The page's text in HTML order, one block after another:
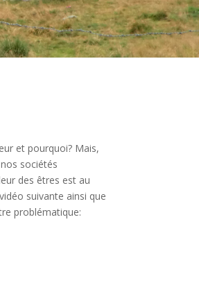
et pourquoi? Mais,
sociétés
des êtres est au
suivante ainsi que
problématique: